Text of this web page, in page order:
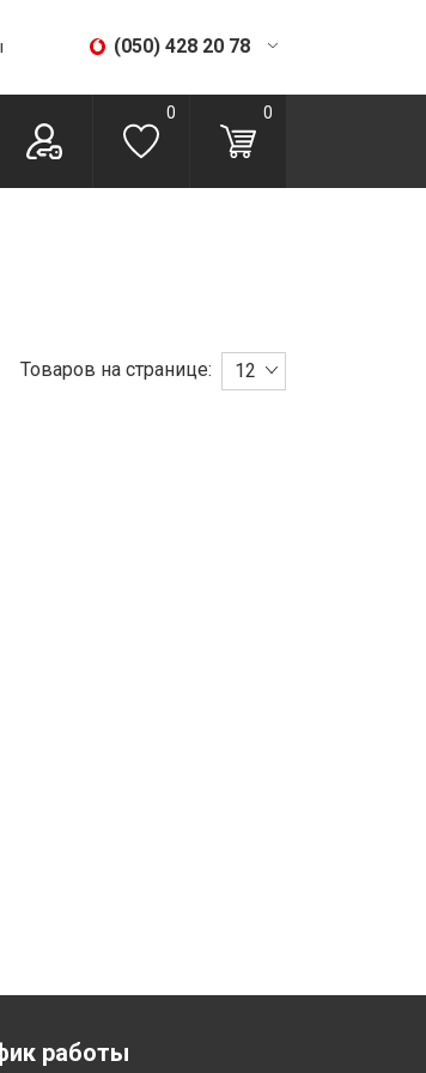
(050) 428 20 78
(067) 293 28 56
0 0
Товаров на странице: 12
работы